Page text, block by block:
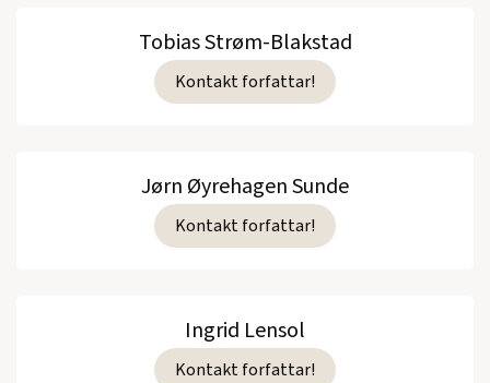
Tobias Strøm-Blakstad
Kontakt forfattar!
Jørn Øyrehagen Sunde
Kontakt forfattar!
Ingrid Lensol
Kontakt forfattar!